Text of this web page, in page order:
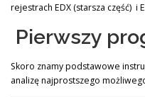
rejestrach EDX (starsza część) i
Pierwszy
Skoro znamy podstawowe
analizę najprostszego